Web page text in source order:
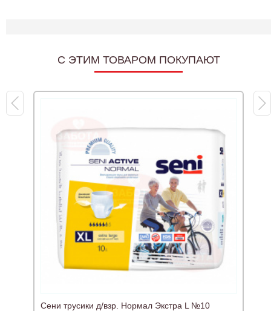
C ЭТИМ ТОВАРОМ ПОКУПАЮТ
Сени трусики д/взр. Нормал Экстра L №10